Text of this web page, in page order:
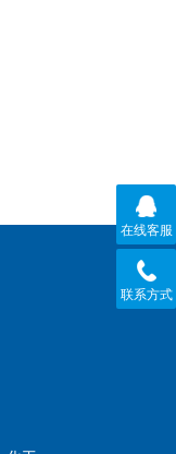
在线客服
联系方式